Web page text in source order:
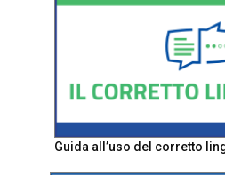
Guida all’uso del corretto